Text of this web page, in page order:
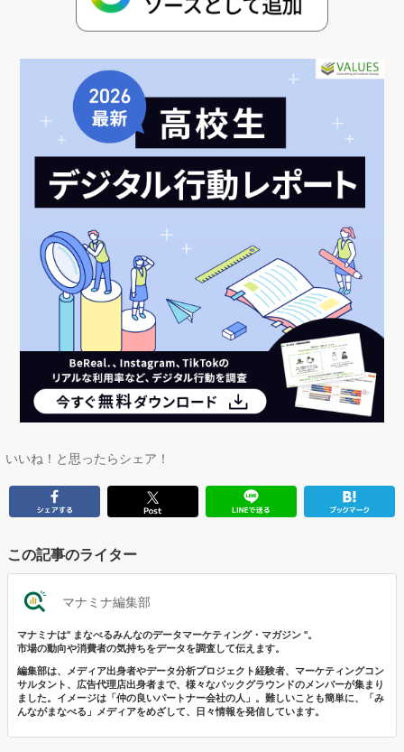
いいね！と思ったらシェア！
この記事のライター
マナミナ編集部
マナミナは" まなべるみんなのデータマーケティング・マガジン "。
市場の動向や消費者の気持ちをデータを調査して伝えます。
編集部は、メディア出身者やデータ分析プロジェクト経験者、マーケティングコン
サルタント、広告代理店出身者まで、様々なバックグラウンドのメンバーが集まり
ました。イメージは「仲の良いパートナー会社の人」。難しいことも簡単に、「み
んながまなべる」メディアをめざして、日々情報を発信しています。